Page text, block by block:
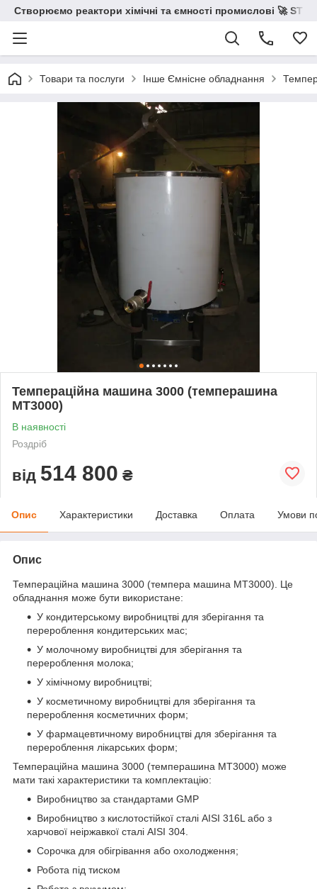
Створюємо реактори хімічні та ємності промислові 🚀
Товари та послуги Інше Ємнісне обладнання
Темпераційна машина 3000 (темперашина
МТ3000)
В наявності
Роздріб
від 514 800 ₴
Опис Характеристики Доставка Оплата Умови
Опис
Темпераційна машина 3000 (темпера машина МТ3000). Це
обладнання може бути використане:
У кондитерському виробництві для зберігання та
перероблення кондитерських мас;
У молочному виробництві для зберігання та
перероблення молока;
У хімічному виробництві;
У косметичному виробництві для зберігання та
перероблення косметичних форм;
У фармацевтичному виробництві для зберігання та
перероблення лікарських форм;
Темпераційна машина 3000 (темперашина МТ3000) може
мати такі характеристики та комплектацію:
Виробництво за стандартами GMP
Виробництво з кислотостійкої сталі AISI 316L або з
харчової неіржавкої сталі AISI 304.
Сорочка для обігрівання або охолодження;
Робота під тиском